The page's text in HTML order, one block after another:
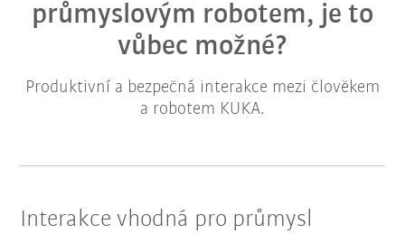
průmyslovým robotem, je to
vůbec možné?
Produktivní a bezpečná interakce mezi člověkem
a robotem KUKA.
Interakce vhodná pro průmysl